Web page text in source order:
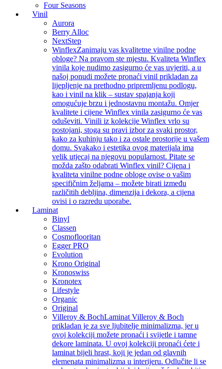
Four Seasons
Vinil
Aurora
Berry Alloc
NextStep
WinflexZanimaju vas kvalitetne vinilne podne
obloge? Na pravom ste mjestu. Kvaliteta Winflex
vinila koje nudimo zasigurno će vas uvjeriti, a u
našoj ponudi možete pronaći vinil prikladan za
lijepljenje na prethodno pripremljenu podlogu,
kao i vinil na klik – sustav spajanja koji
omogućuje brzu i jednostavnu montažu. Omjer
kvalitete i cijene Winflex vinila zasigurno će vas
oduševiti. Vinili iz kolekcije Winflex vrlo su
postojani, stoga su pravi izbor za svaki prostor,
kako za kuhinju tako i za ostale prostorije u vašem
domu. Svakako i estetika ovog materijala ima
velik utjecaj na njegovu popularnost. Pitate se
možda zašto odabrati Winflex vinil? Cijena i
kvaliteta vinilne podne obloge ovise o vašim
specifičnim željama – možete birati između
različitih debljina, dimenzija i dekora, a cijena
ovisi i o razredu uporabe.
Laminat
Binyl
Classen
Cosmoflooritan
Egger PRO
Evolution
Krono Original
Kronoswiss
Kronotex
Lifestyle
Organic
Original
Villeroy & BochLaminat Villeroy & Boch
prikladan je za sve ljubitelje minimalizma, jer u
ovoj kolekciji možete pronaći i svijetle i tamne
dekore laminata. U ovoj kolekciji pronaći ćete i
laminat bijeli hrast, koji je jedan od glavnih
elemenata minimalizma u interijeru. Odlučite li se